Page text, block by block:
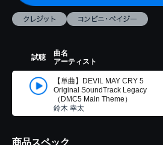
試聴
曲名
アーティスト
【単曲】DEVIL MAY CRY 5
Original SoundTrack Legacy
（DMC5 Main Theme）
鈴木 幸太
商品スペック